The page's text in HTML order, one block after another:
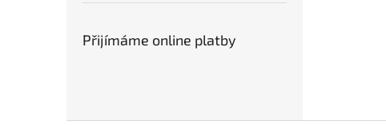
Přijímáme online platby